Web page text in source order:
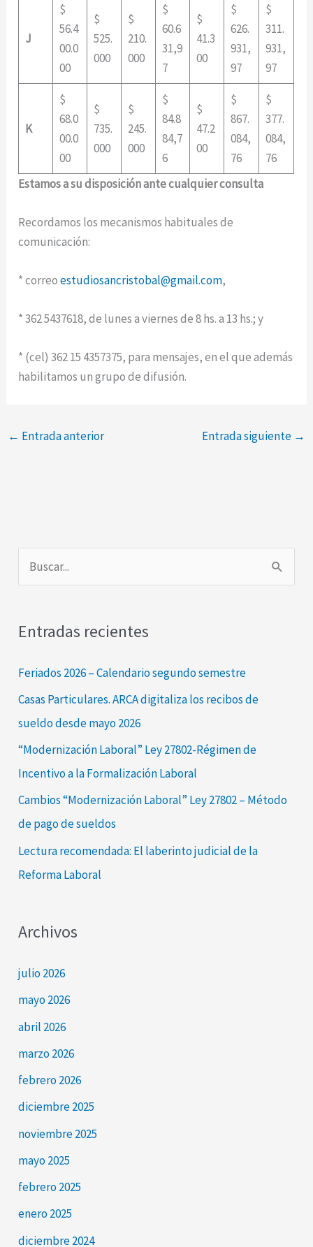
J
$
56.4
00.0
00
$
525.
000
$
210.
000
$
60.6
31,9
7
$
41.3
00
$
626.
931,
97
$
311.
931,
97
K
$
68.0
00.0
00
$
735.
000
$
245.
000
$
84.8
84,7
6
$
47.2
00
$
867.
084,
76
$
377.
084,
76
Estamos a su disposición ante cualquier consulta
Recordamos los mecanismos habituales de
comunicación:
* correoestudiosancristobal@gmail.com,
* 362 5437618, de lunes a viernes de 8 hs. a 13 hs.; y
* (cel) 362 15 4357375, para mensajes, en el que además
habilitamos un grupo de difusión.
← Entrada anterior Entrada siguiente →
c
a
Entradas recientes
Feriados 2026 – Calendario segundo semestre
Casas Particulares. ARCA digitaliza los recibos de
sueldo desde mayo 2026
“Modernización Laboral” Ley 27802-Régimen de
Incentivo a la Formalización Laboral
Cambios “Modernización Laboral” Ley 27802 – Método
de pago de sueldos
Lectura recomendada: El laberinto judicial de la
Reforma Laboral
Archivos
julio 2026
mayo 2026
abril 2026
marzo 2026
febrero 2026
diciembre 2025
noviembre 2025
mayo 2025
febrero 2025
enero 2025
diciembre 2024